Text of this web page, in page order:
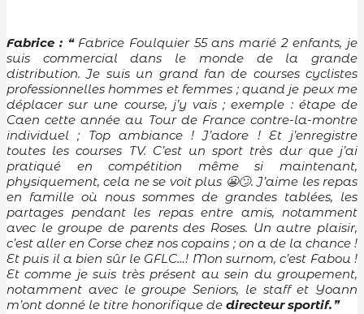
Fabrice : ❝ Fabrice Foulquier 55 ans marié 2 enfants, je
suis commercial dans le monde de la grande
distribution. Je suis un grand fan de courses cyclistes
professionnelles hommes et femmes ; quand je peux me
déplacer sur une course, j’y vais ; exemple : étape de
Caen cette année au Tour de France contre-la-montre
individuel ; Top ambiance ! J’adore ! Et j’enregistre
toutes les courses TV. C’est un sport très dur que j’ai
pratiqué en compétition même si maintenant,
physiquement, cela ne se voit plus 😬🙄. J’aime les repas
en famille où nous sommes de grandes tablées, les
partages pendant les repas entre amis, notamment
avec le groupe de parents des Roses. Un autre plaisir,
c’est aller en Corse chez nos copains ; on a de la chance !
Et puis il a bien sûr le GFLC…! Mon surnom, c’est Fabou !
Et comme je suis très présent au sein du groupement,
notamment avec le groupe Seniors, le staff et Yoann
m’ont donné le titre honorifique de directeur sportif. ❞